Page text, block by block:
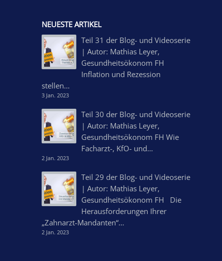
NEUESTE ARTIKEL
Teil 31 der Blog- und Videoserie
| Autor: Mathias Leyer,
Gesundheitsökonom FH
Inflation und Rezession
stellen…
3 Jan. 2023
Teil 30 der Blog- und Videoserie
| Autor: Mathias Leyer,
Gesundheitsökonom FH Wie
Facharzt-, KfO- und…
2 Jan. 2023
Teil 29 der Blog- und Videoserie
| Autor: Mathias Leyer,
Gesundheitsökonom FH Die
Herausforderungen Ihrer
„Zahnarzt-Mandanten“…
2 Jan. 2023